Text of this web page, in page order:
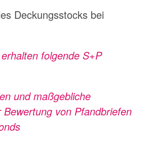
Deckungsstocks bei
folgende S+P
und maßgebliche
Bewertung von Pfandbriefen